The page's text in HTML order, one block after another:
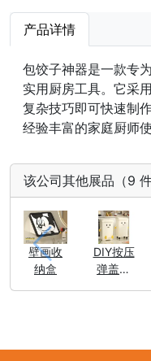
产品详情
包饺子神器是一款专
实用厨房工具。它采
复杂技巧即可快速制
经验丰富的家庭厨师
该公司其他展品（9 件
壁画收
纳盒
DIY按压
弹盖垃